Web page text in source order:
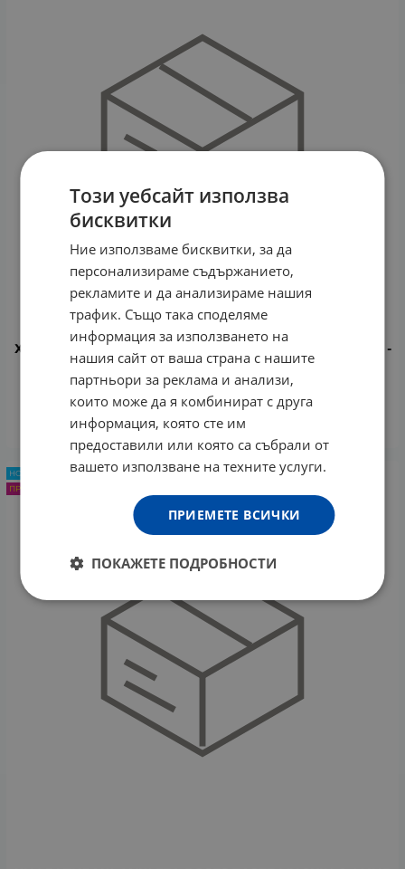
ХИДРАТИРАЩ ДУШ ГЕЛ ROSES BODY BOMB С МАНГО -
ПЪЛНИТЕЛ 600 мл NATURE OF AGIVA
4.85 € 3.64 € / 7.12 лв.
КУПИ
НОВ ПРОДУКТ
ПРОМО -25%
Този уебсайт използва
бисквитки
Ние използваме бисквитки, за да
персонализираме съдържанието,
рекламите и да анализираме нашия
трафик. Също така споделяме
информация за използването на
нашия сайт от ваша страна с нашите
партньори за реклама и анализи,
които може да я комбинират с друга
информация, която сте им
предоставили или която са събрали от
вашето използване на техните услуги.
ПРИЕМЕТЕ ВСИЧКИ
ПОКАЖЕТЕ ПОДРОБНОСТИ